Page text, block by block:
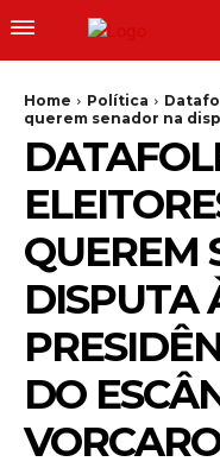
Home Política
querem senador na
QUEREM
DISPUTA
DO